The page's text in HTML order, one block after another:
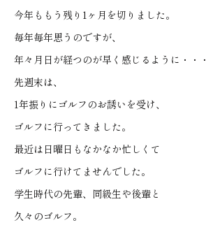
今年ももう残り1ヶ月を切りました。
毎年毎年思うのですが、
年々月日が経つのが早く感じるように・・・
先週末は、
1年振りにゴルフのお誘いを受け、
ゴルフに行ってきました。
最近は日曜日もなかなか忙しくて
ゴルフに行けてませんでした。
学生時代の先輩、同級生や後輩と
久々のゴルフ。